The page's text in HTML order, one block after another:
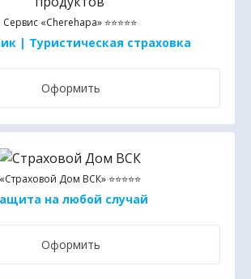
Сервис «Cherehapa» ⭐⭐⭐⭐⭐
| Туристическая страховка
Оформить
«Страховой Дом ВСК» ⭐⭐⭐⭐⭐
на любой случай
Оформить